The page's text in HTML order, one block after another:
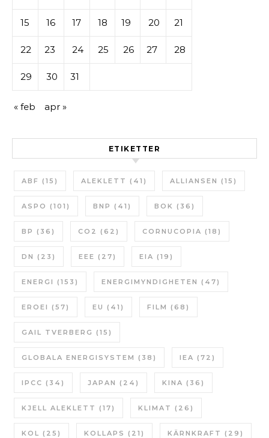
15 16 17 18 19 20 21
22 23 24 25 26 27 28
29 30 31
« feb apr »
ETIKETTER
ABF (15) ALEKLETT (41) ALLIANSEN (15)
ASPO (101) BNP (41) BOK (36)
BP (36) CO2 (62) CORNUCOPIA (18)
DN (23) EEE (27) EIA (19)
ENERGI (153) ENERGIMYNDIGHETEN (47)
EROEI (57) EU (41) FILM (68)
GAIL TVERBERG (15)
GLOBALA ENERGISYSTEM (38) IEA (72)
IPCC (34) JAPAN (24) KINA (36)
KJELL ALEKLETT (17) KLIMAT (26)
KOL (25) KOLLAPS (21) KÄRNKRAFT (29)